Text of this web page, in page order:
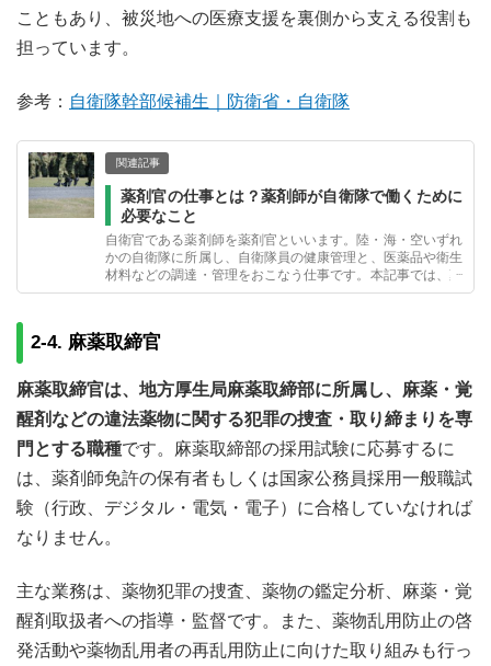
こともあり、被災地への医療支援を裏側から支える役割も
担っています。
参考： 自衛隊幹部候補生｜防衛省・自衛隊
関連記事
薬剤官の仕事とは？薬剤師が自衛隊で働くために
必要なこと
自衛官である薬剤師を薬剤官といいます。陸・海・空いずれ
かの自衛隊に所属し、自衛隊員の健康管理と、医薬品や衛生
材料などの調達・管理をおこなう仕事です。本記事では、薬
剤間の仕事内容や必要なスキル、なるための流れについて紹
2-4. 麻薬取締官
麻薬取締官は、地方厚生局麻薬取締部に所属し、麻薬・覚
醒剤などの違法薬物に関する犯罪の捜査・取り締まりを専
門とする職種です。麻薬取締部の採用試験に応募するに
は、薬剤師免許の保有者もしくは国家公務員採用一般職試
験（行政、デジタル・電気・電子）に合格していなければ
なりません。
主な業務は、薬物犯罪の捜査、薬物の鑑定分析、麻薬・覚
醒剤取扱者への指導・監督です。また、薬物乱用防止の啓
発活動や薬物乱用者の再乱用防止に向けた取り組みも行っ